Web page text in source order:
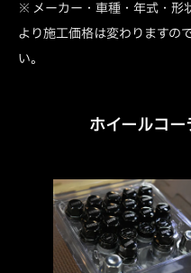
※ メーカー・車種・年式・形
より施工価格は変わりますの
い。
ホイールコ